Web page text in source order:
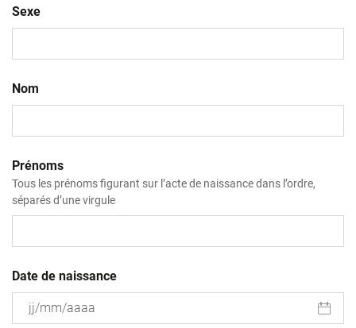
Sexe
Nom
Prénoms
Tous les prénoms figurant sur l’acte de naissance dans l’ordre,
séparés d’une virgule
Date de naissance